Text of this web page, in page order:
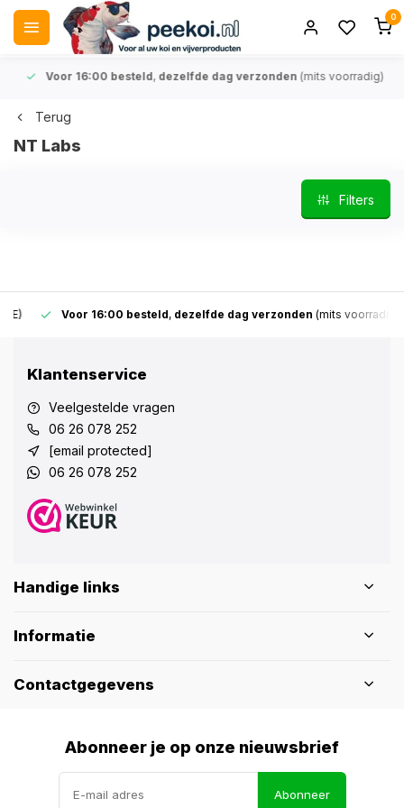
0
Voor 16:00 besteld,dezelfde dag verzonden(mits voorradig)
Terug
NT Labs
Filters
Voor 16:00 besteld,dezelfde dag verzonden(mits voorradig)
Klantenservice
Veelgestelde vragen
06 26 078 252
[email protected]
06 26 078 252
Handige links
Informatie
Contactgegevens
Abonneer je op onze nieuwsbrief
Abonneer